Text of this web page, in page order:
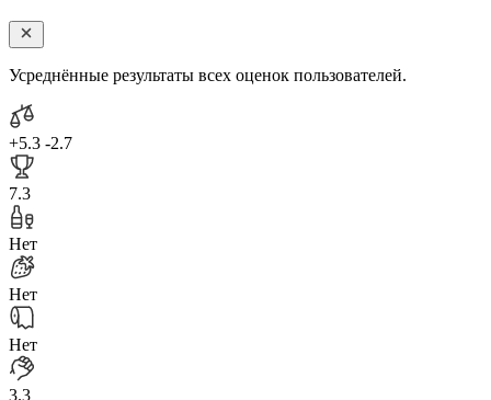
Усреднённые результаты всех оценок пользователей.
+5.3 -2.7
7.3
Нет
Нет
Нет
3.3